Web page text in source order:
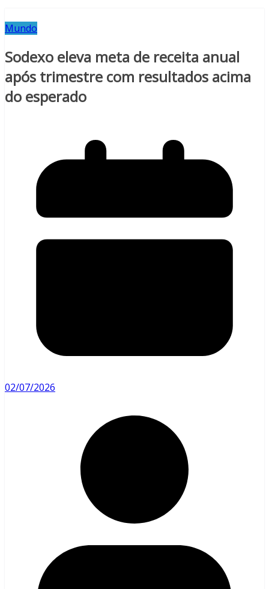
Mundo
Sodexo eleva meta de receita anual
após trimestre com resultados acima
do esperado
02/07/2026